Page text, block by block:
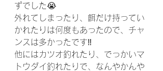
ずでした😭
外れてしまったり、餌だけ持ってい
かれたりは何度もあったので、チャ
ンスは多かったです‼️
他にはカツオ釣れたり、でっかいマ
トウダイ釣れたりで、なんやかんや